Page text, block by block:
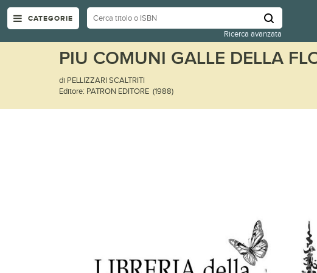
CATEGORIE
Ricerca avanzata
PIU COMUNI GALLE DELLA
di PELLIZZARI SCALTRITI
Editore: PATRON EDITORE (1988)